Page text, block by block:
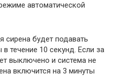
автоматической
сирена будет подавать
течение 10 секунд. Если за
выключено и система не
включится на 3 минуты